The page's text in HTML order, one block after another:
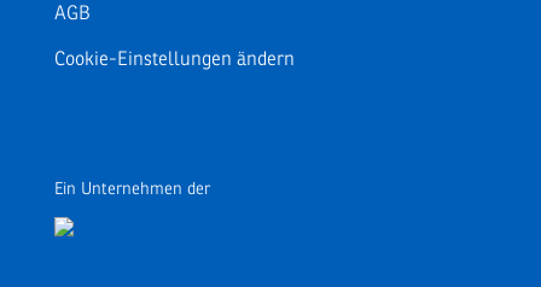
AGB
Cookie-Einstellungen ändern
Ein Unternehmen der